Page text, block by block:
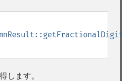
します。